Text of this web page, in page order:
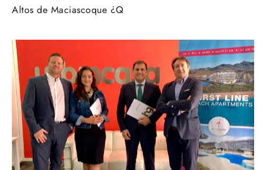
Altos de Maciascoque ¿Q